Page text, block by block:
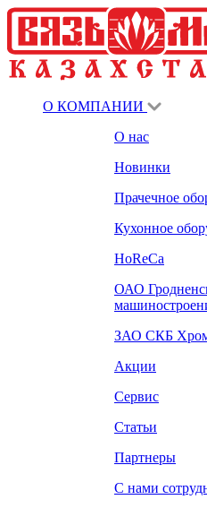
О КОМПАНИИ
О нас
Новинки
Прачечное
Кухонное
HoReCa
ОАО
ЗАО СКБ
Акции
Сервис
Статьи
Партнеры
С нами